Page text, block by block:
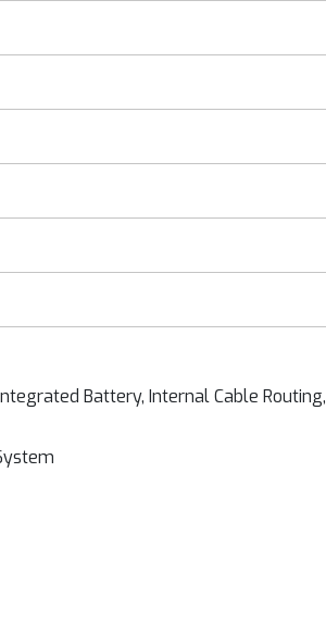
Battery, Internal Cable Routing,